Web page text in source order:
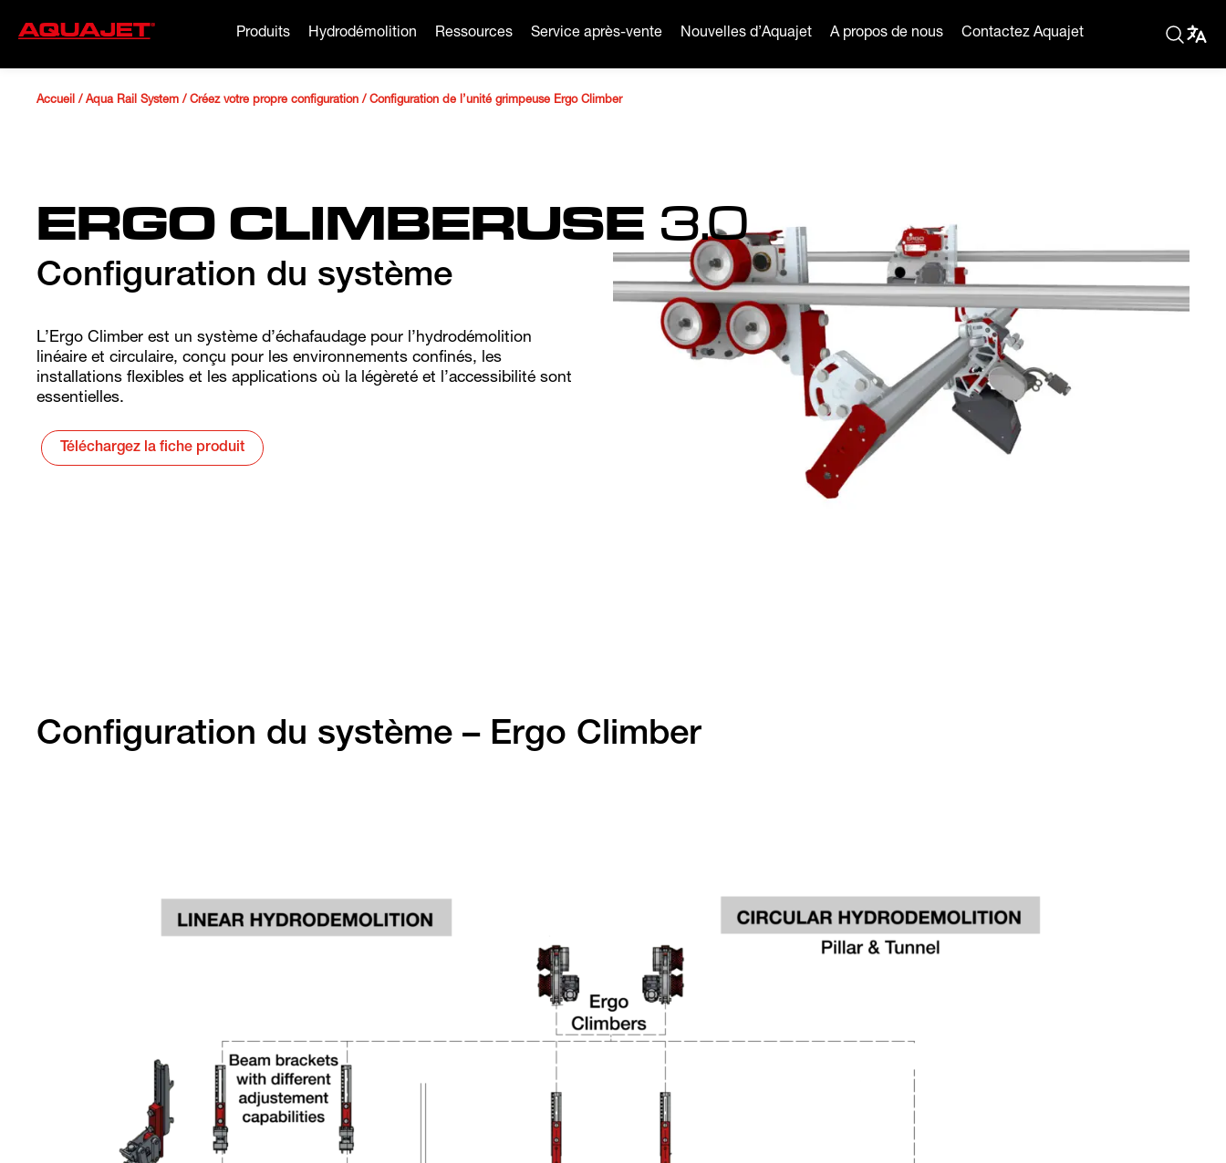
Produits Hydrodémolition Ressources Service après-vente Nouvelles d’Aquajet A propos de nous Contactez Aquajet
Accueil / Aqua Rail System / Créez votre propre configuration / Configuration de l’unité grimpeuse Ergo Climber
ERGO CLIMBERUSE 3.0
Configuration du système
L’Ergo Climber est un système d’échafaudage pour l’hydrodémolition
linéaire et circulaire, conçu pour les environnements confinés, les
installations flexibles et les applications où la légèreté et l’accessibilité sont
essentielles.
Téléchargez la fiche produit
Configuration du système – Ergo Climber